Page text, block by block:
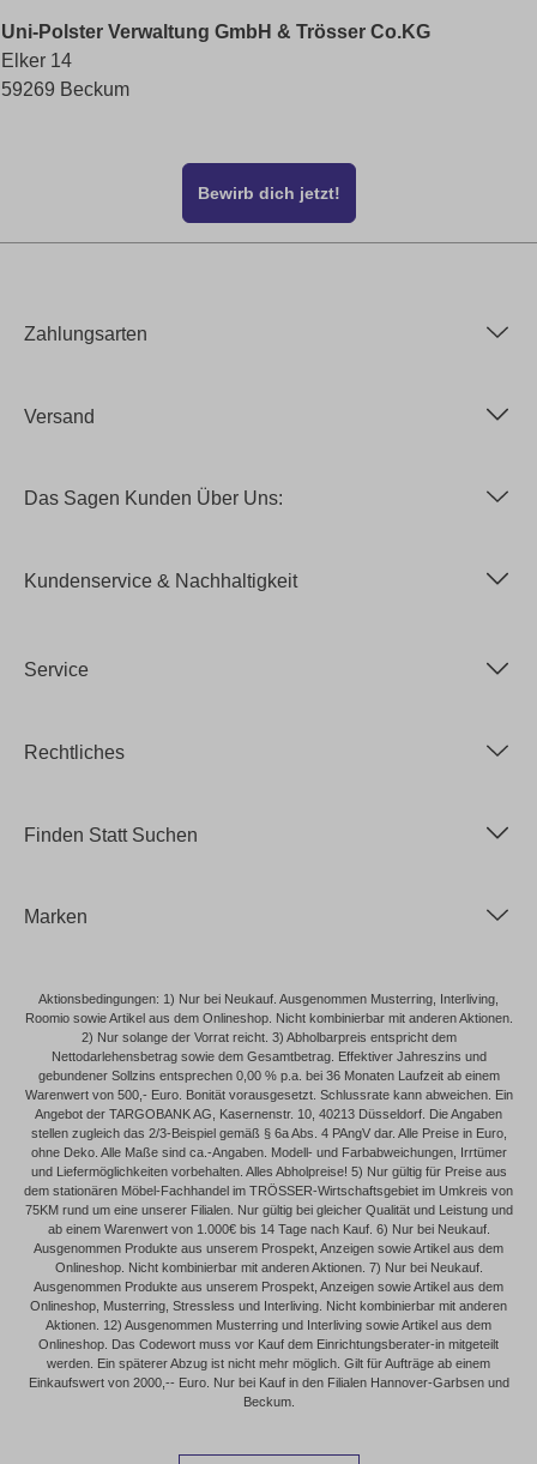
Uni-Polster Verwaltung GmbH & Trösser Co.KG
Elker 14
59269 Beckum
Bewirb dich jetzt!
Zahlungsarten
Versand
Das Sagen Kunden Über Uns:
Kundenservice & Nachhaltigkeit
Service
Rechtliches
Finden Statt Suchen
Marken
Aktionsbedingungen: 1) Nur bei Neukauf. Ausgenommen Musterring, Interliving,
Roomio sowie Artikel aus dem Onlineshop. Nicht kombinierbar mit anderen Aktionen.
2) Nur solange der Vorrat reicht. 3) Abholbarpreis entspricht dem
Nettodarlehensbetrag sowie dem Gesamtbetrag. Effektiver Jahreszins und
gebundener Sollzins entsprechen 0,00 % p.a. bei 36 Monaten Laufzeit ab einem
Warenwert von 500,- Euro. Bonität vorausgesetzt. Schlussrate kann abweichen. Ein
Angebot der TARGOBANK AG, Kasernenstr. 10, 40213 Düsseldorf. Die Angaben
stellen zugleich das 2/3-Beispiel gemäß § 6a Abs. 4 PAngV dar. Alle Preise in Euro,
ohne Deko. Alle Maße sind ca.-Angaben. Modell- und Farbabweichungen, Irrtümer
und Liefermöglichkeiten vorbehalten. Alles Abholpreise! 5) Nur gültig für Preise aus
dem stationären Möbel-Fachhandel im TRÖSSER-Wirtschaftsgebiet im Umkreis von
75KM rund um eine unserer Filialen. Nur gültig bei gleicher Qualität und Leistung und
ab einem Warenwert von 1.000€ bis 14 Tage nach Kauf. 6) Nur bei Neukauf.
Ausgenommen Produkte aus unserem Prospekt, Anzeigen sowie Artikel aus dem
Onlineshop. Nicht kombinierbar mit anderen Aktionen. 7) Nur bei Neukauf.
Ausgenommen Produkte aus unserem Prospekt, Anzeigen sowie Artikel aus dem
Onlineshop, Musterring, Stressless und Interliving. Nicht kombinierbar mit anderen
Aktionen. 12) Ausgenommen Musterring und Interliving sowie Artikel aus dem
Onlineshop. Das Codewort muss vor Kauf dem Einrichtungsberater-in mitgeteilt
werden. Ein späterer Abzug ist nicht mehr möglich. Gilt für Aufträge ab einem
Einkaufswert von 2000,-- Euro. Nur bei Kauf in den Filialen Hannover-Garbsen und
Beckum.